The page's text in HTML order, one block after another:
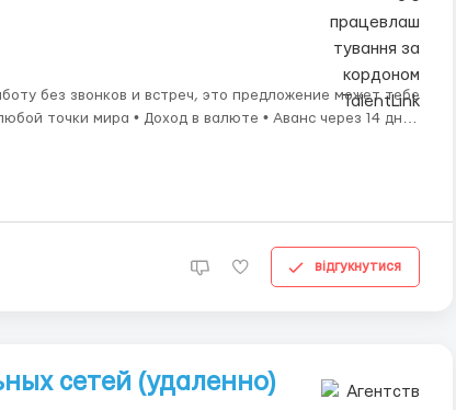
без звонков и встреч, это предложение может тебе
відгукнутися
сетей (удаленно)